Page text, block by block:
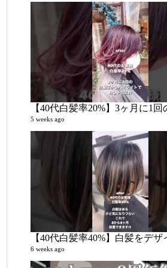
5 weeks ago
6 weeks ago